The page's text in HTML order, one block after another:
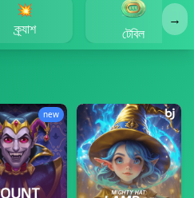
💥
ক্র্যাশ
টেবিল
→
new